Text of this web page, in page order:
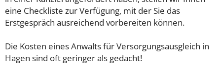
eine Checkliste zur Verfügung, mit der Sie das
Erstgespräch ausreichend vorbereiten können.
Die Kosten eines Anwalts für Versorgungsausgleich in
Hagen sind oft geringer als gedacht!